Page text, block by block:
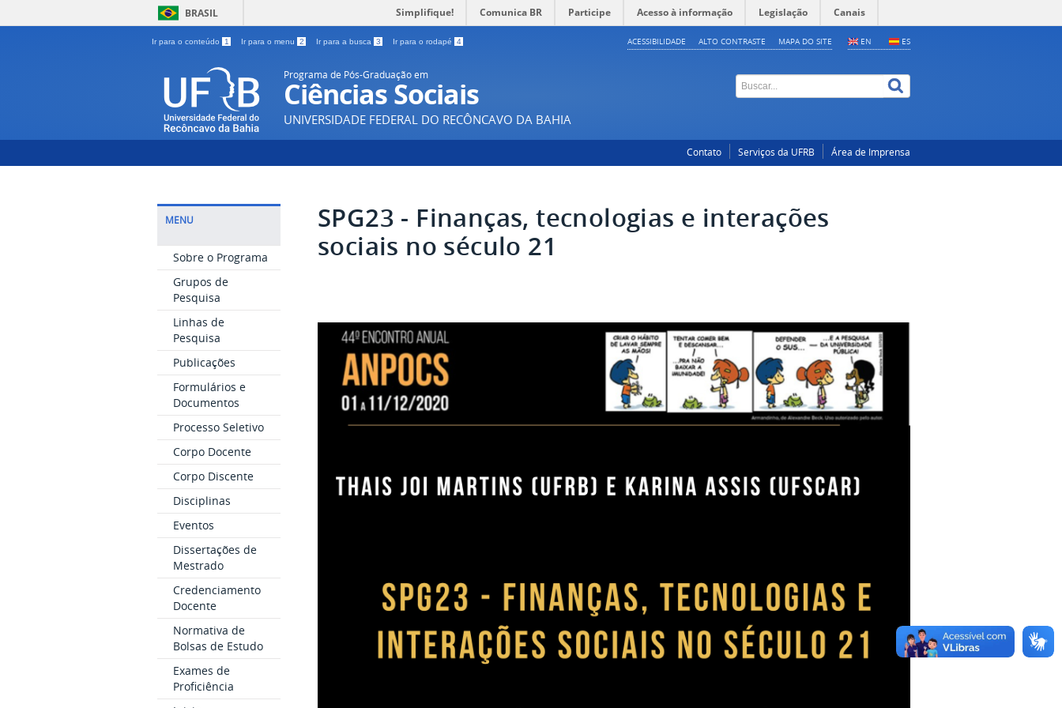
BRASIL Simplifique! Comunica BR Participe Acesso à informação Legislação Canais
Ir para o conteúdo 1 Ir para o menu 2 Ir para a busca 3 Ir para o rodapé 4 EN ES
ACESSIBILIDADE ALTO CONTRASTE MAPA DO SITE
Programa de Pós-Graduação em
Ciências Sociais
UNIVERSIDADE FEDERAL DO RECÔNCAVO DA BAHIA
Contato Serviços da UFRB Área de Imprensa
MENU
Sobre o Programa
Grupos de
Pesquisa
Linhas de
Pesquisa
Publicações
Formulários e
Documentos
Processo Seletivo
Corpo Docente
Corpo Discente
Disciplinas
Eventos
Dissertações de
Mestrado
Credenciamento
Docente
Normativa de
Bolsas de Estudo
Exames de
Proficiência
SPG23 - Finanças, tecnologias e interações
sociais no século 21